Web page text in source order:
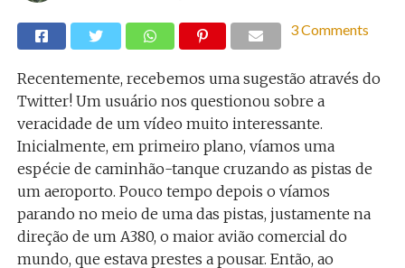
3 Comments
Recentemente, recebemos uma sugestão através do
Twitter! Um usuário nos questionou sobre a
veracidade de um vídeo muito interessante.
Inicialmente, em primeiro plano, víamos uma
espécie de caminhão-tanque cruzando as pistas de
um aeroporto. Pouco tempo depois o víamos
parando no meio de uma das pistas, justamente na
direção de um A380, o maior avião comercial do
mundo, que estava prestes a pousar. Então, ao